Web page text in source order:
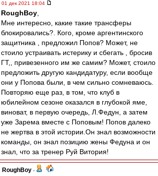
01 дек 2021 18:04
RoughBoy
Мне интересно, какие такие трансферы
блокировались?. Кого, кроме аргентинского
защитника , предложил Попов? Может, не
стоило устраивать истерику и сбегать , бросив
ГТ,, привезенного им же самим? Может, стоило
предложить другую кандидатуру, если вообще
они у Попова были, в чем сильно сомневаюсь.
Повторяю еще раз, в том, что клуб в
юбилейном сезоне оказался в глубокой яме,
виноват, в первую очередь, Л.Федун, а затем
уже Зарема вместе с Поповым! Попов далеко
не жертва в этой истории.Он знал возможности
команды, он знал позицию жены Федуна и он
знал, что за тренер Руй Витория!
RoughBoy -